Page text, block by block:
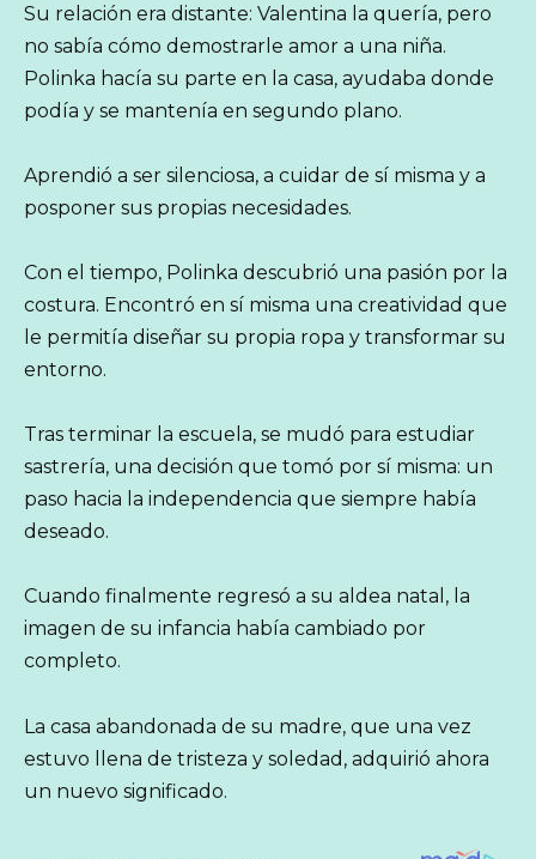
Su relación era distante: Valentina la quería, pero
no sabía cómo demostrarle amor a una niña.
Polinka hacía su parte en la casa, ayudaba donde
podía y se mantenía en segundo plano.
Aprendió a ser silenciosa, a cuidar de sí misma y a
posponer sus propias necesidades.
Con el tiempo, Polinka descubrió una pasión por la
costura. Encontró en sí misma una creatividad que
le permitía diseñar su propia ropa y transformar su
entorno.
Tras terminar la escuela, se mudó para estudiar
sastrería, una decisión que tomó por sí misma: un
paso hacia la independencia que siempre había
deseado.
Cuando finalmente regresó a su aldea natal, la
imagen de su infancia había cambiado por
completo.
La casa abandonada de su madre, que una vez
estuvo llena de tristeza y soledad, adquirió ahora
un nuevo significado.